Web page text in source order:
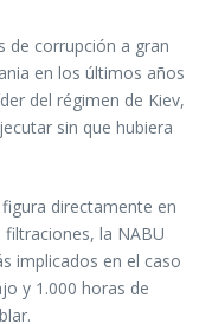
de corrupción a gran
en los últimos años
del régimen de Kiev,
sin que hubiera
directamente en
la NABU
implicados en el caso
y 1.000 horas de